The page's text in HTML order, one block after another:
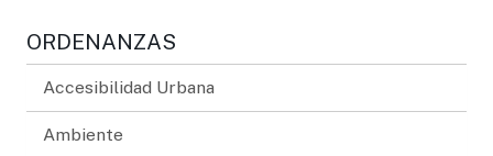
ORDENANZAS
Accesibilidad Urbana
Ambiente